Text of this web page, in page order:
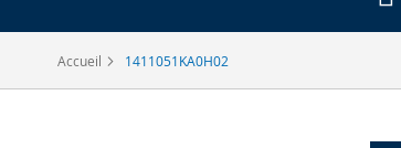
Accueil 1411051KA0H02